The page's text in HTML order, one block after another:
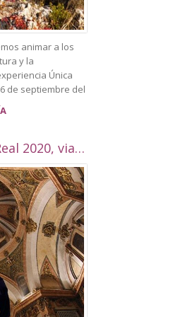
animar a los
y la
Única
de septiembre del
que trata de
a cabo
los edificios más
Abacial, el
situada en el
plaza Pablo de
Pilar de los
de la
la Angustias,
de
la visita y
su Iglesia
Semana Santa Alcalá la Real 2020, viaje por Andalucía